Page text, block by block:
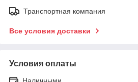
Транспортная компания
Все условия доставки
Условия оплаты
Наличными